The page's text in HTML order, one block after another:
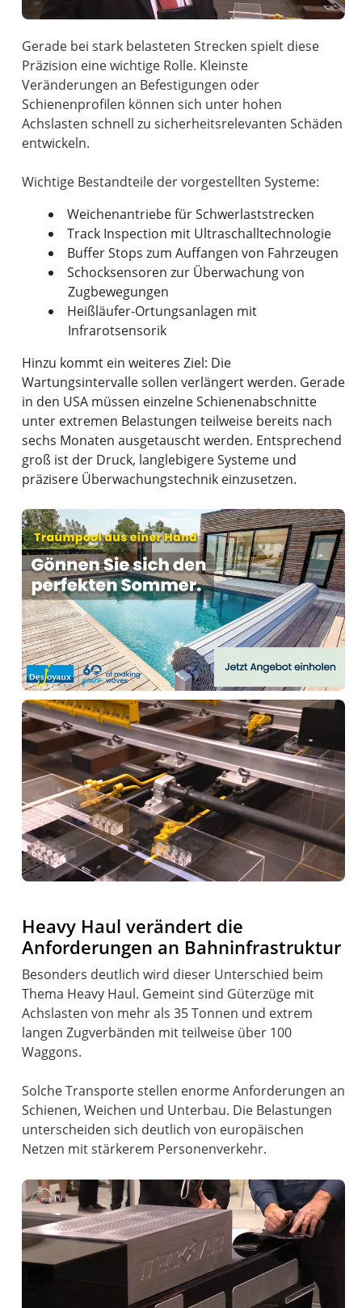
Gerade bei stark belasteten Strecken spielt diese
Präzision eine wichtige Rolle. Kleinste
Veränderungen an Befestigungen oder
Schienenprofilen können sich unter hohen
Achslasten schnell zu sicherheitsrelevanten Schäden
entwickeln.
Weichenantriebe für Schwerlaststrecken
Track Inspection mit Ultraschalltechnologie
Buffer Stops zum Auffangen von Fahrzeugen
Schocksensoren zur Überwachung von
Zugbewegungen
Heißläufer-Ortungsanlagen mit
Infrarotsensorik
Hinzu kommt ein weiteres Ziel: Die
Wartungsintervalle sollen verlängert werden. Gerade
in den USA müssen einzelne Schienenabschnitte
unter extremen Belastungen teilweise bereits nach
sechs Monaten ausgetauscht werden. Entsprechend
groß ist der Druck, langlebigere Systeme und
präzisere Überwachungstechnik einzusetzen.
Anzeige
Heavy Haul verändert die
Anforderungen an Bahninfrastruktur
Besonders deutlich wird dieser Unterschied beim
Thema Heavy Haul. Gemeint sind Güterzüge mit
Achslasten von mehr als 35 Tonnen und extrem
langen Zugverbänden mit teilweise über 100
Waggons.
Solche Transporte stellen enorme Anforderungen an
Schienen, Weichen und Unterbau. Die Belastungen
unterscheiden sich deutlich von europäischen
Netzen mit stärkerem Personenverkehr.